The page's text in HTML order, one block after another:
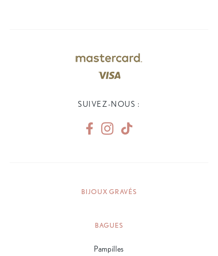
SUIVEZ-NOUS :
BIJOUX GRAVÉS
BAGUES
Pampilles